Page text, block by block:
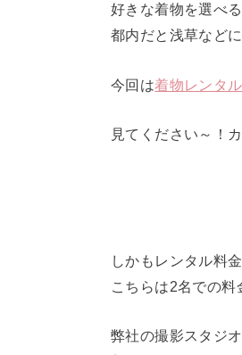
好きな着物を選べ
都内だと浅草など
今回は着物レンタ
見てください～！
しかもレンタル料
こちらは2名での料
弊社の撮影スタジ